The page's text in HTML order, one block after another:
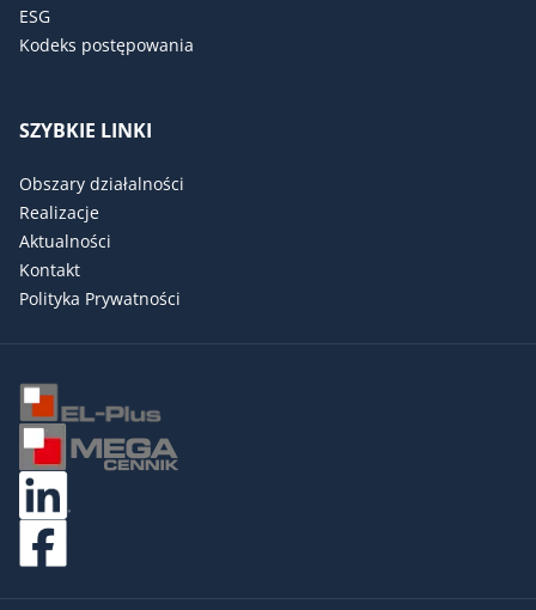
ESG
Kodeks postępowania
SZYBKIE LINKI
Obszary działalności
Realizacje
Aktualności
Kontakt
Polityka Prywatności